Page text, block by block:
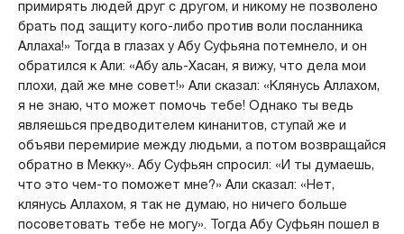
примирять людей друг с другом, и никому не позволено
брать под защиту кого-либо против воли посланника
Аллаха!» Тогда в глазах у Абу Суфьяна потемнело, и он
обратился к Али: «Абу аль-Хасан, я вижу, что дела мои
плохи, дай же мне совет!» Али сказал: «Клянусь Аллахом,
я не знаю, что может помочь тебе! Однако ты ведь
являешься предводителем кинанитов, ступай же и
объяви перемирие между людьми, а потом возвращайся
обратно в Мекку». Абу Суфьян спросил: «И ты думаешь,
что это чем-то поможет мне?» Али сказал: «Нет,
клянусь Аллахом, я так не думаю, но ничего больше
посоветовать тебе не могу». Тогда Абу Суфьян пошел в